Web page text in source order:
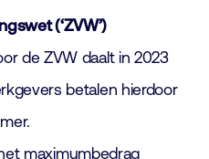
(‘ZVW’)
de ZVW daalt in 2023
betalen hierdoor
maximumbedrag